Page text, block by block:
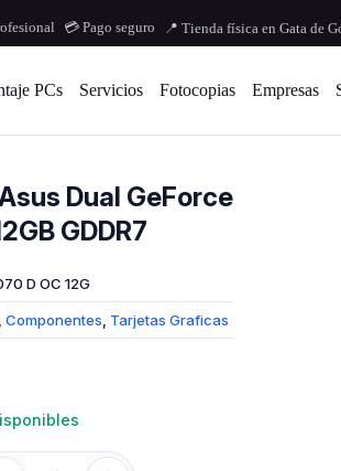
💳 Pago seguro 📍 Tienda física en Gata de
PCs Servicios Fotocopias Empresas
Dual GeForce
GDDR7
D OC 12G
Componentes Tarjetas Graficas